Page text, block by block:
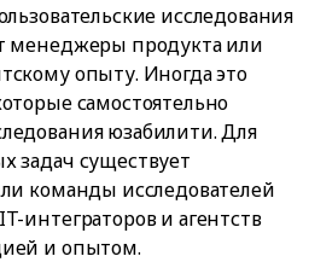
исследования
менеджеры продукта или
опыту. Иногда это
самостоятельно
юзабилити. Для
задач существует
команды исследователей
интеграторов и агентств
и опытом.